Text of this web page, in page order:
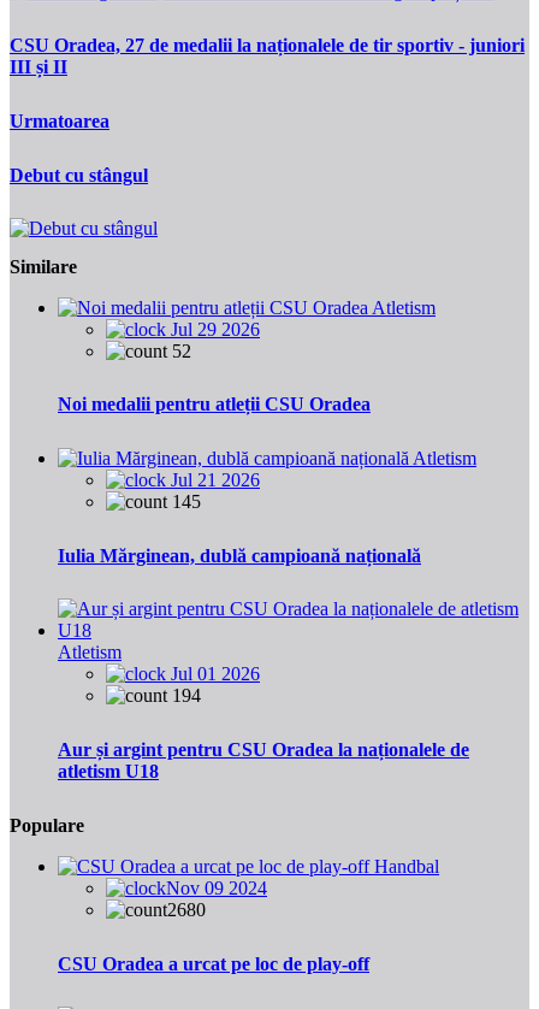
CSU Oradea, 27 de medalii la naționalele de tir sportiv - juniori
III și II
Urmatoarea
Debut cu stângul
Similare
Atletism
Jul 29 2026
52
Noi medalii pentru atleții CSU Oradea
Atletism
Jul 21 2026
145
Iulia Mărginean, dublă campioană națională
Atletism
Jul 01 2026
194
Aur și argint pentru CSU Oradea la naționalele de
atletism U18
Populare
Handbal
Nov 09 2024
2680
CSU Oradea a urcat pe loc de play-off